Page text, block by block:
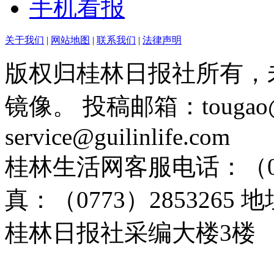
手机看报
关于我们 | 网站地图 | 联系我们 | 法律声明
版权归桂林日报社所有
镜像。 投稿邮箱：
service@guilinlife.com
桂林生活网客服电话：（
真：（0773）2853265
桂林日报社采编大楼3楼